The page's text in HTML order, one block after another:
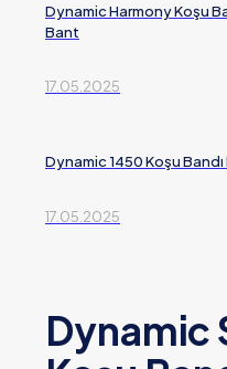
Dynamic Harmony Koşu
Bant
17.05.2025
Dynamic 1450 Koşu Bandı
17.05.2025
Dynamic